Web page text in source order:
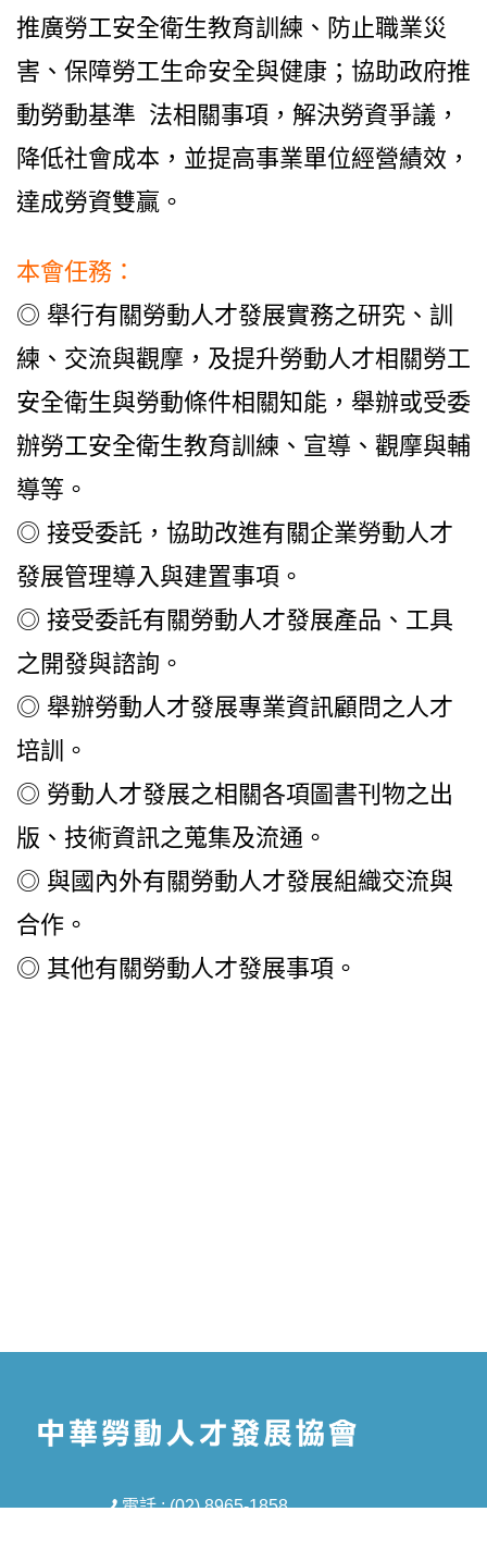
推廣勞工安全衛生教育訓練、防止職業災
害、保障勞工生命安全與健康；協助政府推
動勞動基準 法相關事項，解決勞資爭議，
降低社會成本，並提高事業單位經營績效，
達成勞資雙贏。
本會任務：
◎ 舉行有關勞動人才發展實務之研究、訓
練、交流與觀摩，及提升勞動人才相關勞工
安全衛生與勞動條件相關知能，舉辦或受委
辦勞工安全衛生教育訓練、宣導、觀摩與輔
導等。
◎ 接受委託，協助改進有關企業勞動人才
發展管理導入與建置事項。
◎ 接受委託有關勞動人才發展產品、工具
之開發與諮詢。
◎ 舉辦勞動人才發展專業資訊顧問之人才
培訓。
◎ 勞動人才發展之相關各項圖書刊物之出
版、技術資訊之蒐集及流通。
◎ 與國內外有關勞動人才發展組織交流與
合作。
◎ 其他有關勞動人才發展事項。
電話 : (02) 8965-1858